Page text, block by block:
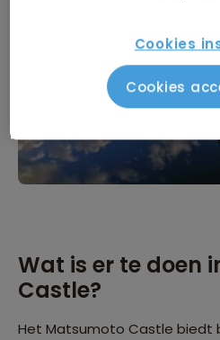
Wat is er te doen
Castle?
Het Matsumoto Castle biedt
Cookies
Cookies